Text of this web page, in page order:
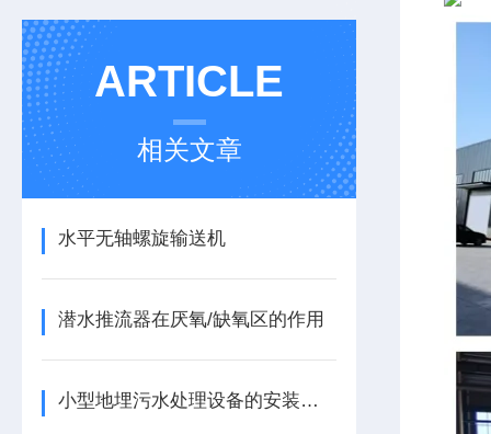
ARTICLE
相关文章
水平无轴螺旋输送机
潜水推流器在厌氧/缺氧区的作用
小型地埋污水处理设备的安装要求,都知道了吗